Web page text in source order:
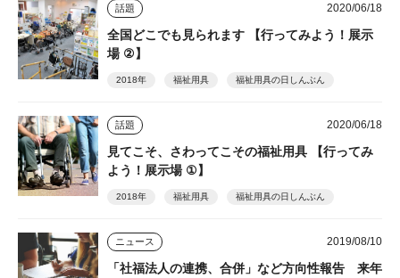
話題 2020/06/18
全国どこでも見られます 【行ってみよう！展示
場 ②】
2018年 福祉用具 福祉用具の日しんぶん
話題 2020/06/18
見てこそ、さわってこその福祉用具 【行ってみ
よう！展示場 ①】
2018年 福祉用具 福祉用具の日しんぶん
ニュース 2019/08/10
「社福法人の連携、合併」など方向性報告 来年